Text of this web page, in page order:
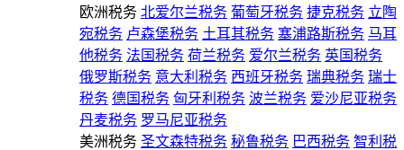
欧洲税务 北爱尔兰税务 葡萄牙税务 捷克税务 立陶
宛税务 卢森堡税务 土耳其税务 塞浦路斯税务 马耳
他税务 法国税务 荷兰税务 爱尔兰税务 英国税务
俄罗斯税务 意大利税务 西班牙税务 瑞典税务 瑞士
税务 德国税务 匈牙利税务 波兰税务 爱沙尼亚税务
丹麦税务 罗马尼亚税务
美洲税务 圣文森特税务 秘鲁税务 巴西税务 智利税